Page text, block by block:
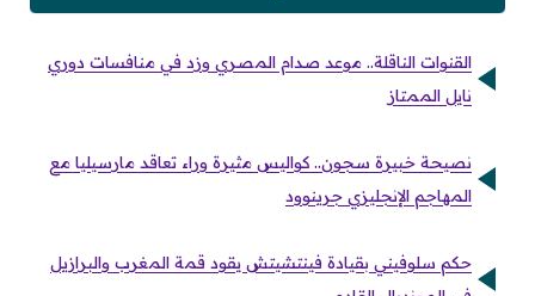
القنوات الناقلة.. موعد صدام المصري وزد في منافسات دوري
نايل الممتاز
نصيحة خبيرة سجون.. كواليس مثيرة وراء تعاقد مارسيليا مع
المهاجم الإنجليزي جرينوود
حكم سلوفيني بقيادة فينتشيتش يقود قمة المغرب والبرازيل